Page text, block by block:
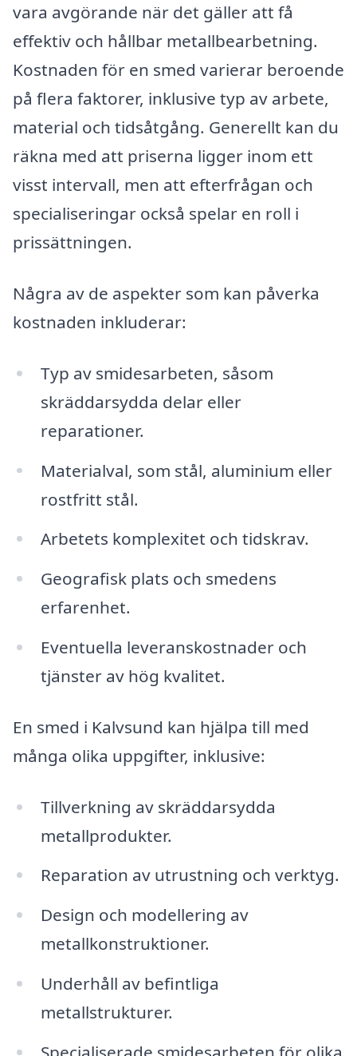
vara avgörande när det gäller att få
effektiv och hållbar metallbearbetning.
Kostnaden för en smed varierar beroende
på flera faktorer, inklusive typ av arbete,
material och tidsåtgång. Generellt kan du
räkna med att priserna ligger inom ett
visst intervall, men att efterfrågan och
specialiseringar också spelar en roll i
prissättningen.
Några av de aspekter som kan påverka
kostnaden inkluderar:
Typ av smidesarbeten, såsom
skräddarsydda delar eller
reparationer.
Materialval, som stål, aluminium eller
rostfritt stål.
Arbetets komplexitet och tidskrav.
Geografisk plats och smedens
erfarenhet.
Eventuella leveranskostnader och
tjänster av hög kvalitet.
En smed i Kalvsund kan hjälpa till med
många olika uppgifter, inklusive:
Tillverkning av skräddarsydda
metallprodukter.
Reparation av utrustning och verktyg.
Design och modellering av
metallkonstruktioner.
Underhåll av befintliga
metallstrukturer.